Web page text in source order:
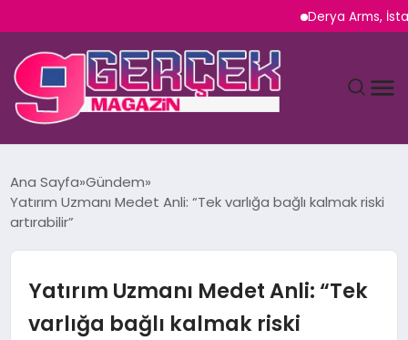
Derya Arms, İstanbul
YAŞAM
Ana Sayfa Gündem
Yatırım Uzmanı Medet Anli: “Tek varlığa bağlı kalmak riski
artırabilir”
Yatırım Uzmanı Medet Anli: “Tek
varlığa bağlı kalmak riski